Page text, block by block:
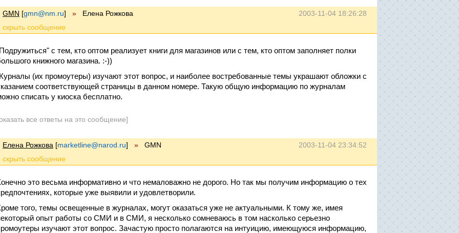
2003-11-04 18:26:28
GMN [gmn@nm.ru] » Елена Рожкова
с тем, кто оптом реализует книги для магазинов или с тем, кто оптом заполняет полки
книжного магазина. :-))
(их промоутеры) изучают этот вопрос, и наиболее востребованные темы украшают обложки с
соответствующей страницы в данном номере. Такую общую информацию по журналам
списать у киоска бесплатно.
все ответы на это сообщение]
2003-11-04 23:34:52
Елена Рожкова [marketline@narod.ru] » GMN
это весьма информативно и что немаловажно не дорого. Но так мы получим информацию о тех
которые уже выявили и удовлетворили.
того, темы освещенные в журналах, могут оказаться уже не актуальными. К тому же, имея
опыт работы со СМИ и в СМИ, я несколько сомневаюсь в том насколько серьезно
изучают этот вопрос. Зачастую просто полагаются на интуицию, имеющуюся информацию,